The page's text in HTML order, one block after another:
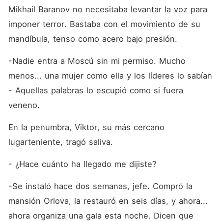
Mikhail Baranov no necesitaba levantar la voz para
imponer terror. Bastaba con el movimiento de su
mandíbula, tenso como acero bajo presión.
-Nadie entra a Moscú sin mi permiso. Mucho
menos... una mujer como ella y los líderes lo sabían
- Aquellas palabras lo escupió como si fuera
veneno.
En la penumbra, Viktor, su más cercano
lugarteniente, tragó saliva.
- ¿Hace cuánto ha llegado me dijiste?
-Se instaló hace dos semanas, jefe. Compró la
mansión Orlova, la restauró en seis días, y ahora...
ahora organiza una gala esta noche. Dicen que